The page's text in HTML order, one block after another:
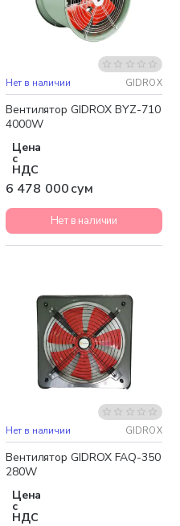
Бесплатная доставка
Нет в наличии GIDROX
Вентилятор GIDROX BYZ-710
4000W
Цена
с
НДС
6 478 000 сум
Нет в наличии
Нет в наличии GIDROX
Вентилятор GIDROX FAQ-350
280W
Цена
с
НДС